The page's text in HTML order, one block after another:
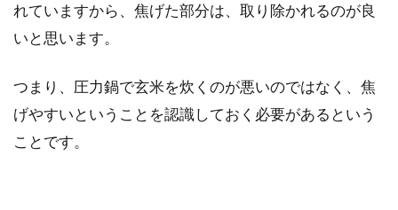
れていますから、焦げた部分は、取り除かれるのが良
いと思います。
つまり、圧力鍋で玄米を炊くのが悪いのではなく、焦
げやすいということを認識しておく必要があるという
ことです。